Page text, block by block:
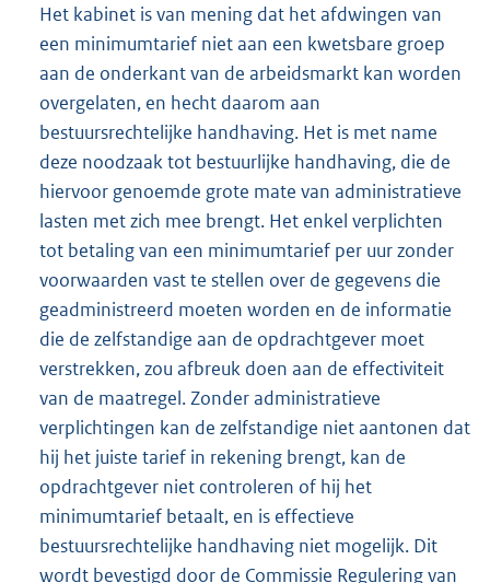
Het kabinet is van mening dat het afdwingen van
een minimumtarief niet aan een kwetsbare groep
aan de onderkant van de arbeidsmarkt kan worden
overgelaten, en hecht daarom aan
bestuursrechtelijke handhaving. Het is met name
deze noodzaak tot bestuurlijke handhaving, die de
hiervoor genoemde grote mate van administratieve
lasten met zich mee brengt. Het enkel verplichten
tot betaling van een minimumtarief per uur zonder
voorwaarden vast te stellen over de gegevens die
geadministreerd moeten worden en de informatie
die de zelfstandige aan de opdrachtgever moet
verstrekken, zou afbreuk doen aan de effectiviteit
van de maatregel. Zonder administratieve
verplichtingen kan de zelfstandige niet aantonen dat
hij het juiste tarief in rekening brengt, kan de
opdrachtgever niet controleren of hij het
minimumtarief betaalt, en is effectieve
bestuursrechtelijke handhaving niet mogelijk. Dit
wordt bevestigd door de Commissie Regulering van